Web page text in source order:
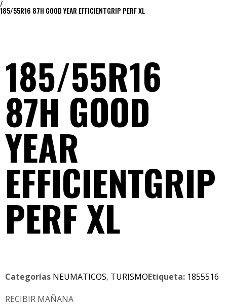
/
185/55R16 87H GOOD YEAR EFFICIENTGRIP PERF XL
185/55R16
87H GOOD
YEAR
EFFICIENTGRIP
PERF XL
Categorías NEUMATICOS, TURISMOEtiqueta: 1855516
RECIBIR MAÑANA